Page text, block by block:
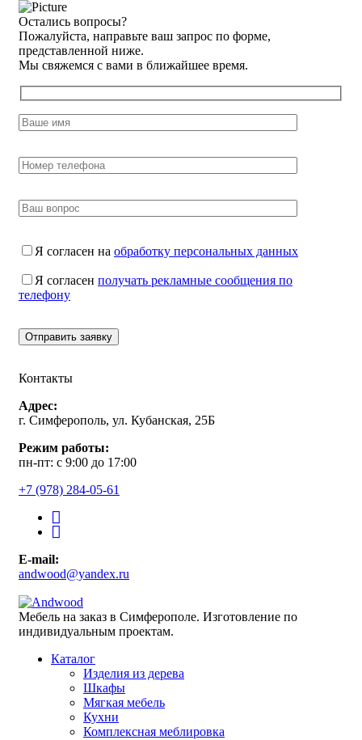
Остались вопросы?
Пожалуйста, направьте ваш запрос по форме,
представленной ниже.
Мы свяжемся с вами в ближайшее время.
Я согласен на обработку персональных данных
Я согласен получать рекламные сообщения по
телефону
Контакты
Адрес:
г. Симферополь, ул. Кубанская, 25Б
Режим работы:
пн-пт: с 9:00 до 17:00
+7 (978) 284-05-61
E-mail:
andwood@yandex.ru
Мебель на заказ в Симферополе. Изготовление по
индивидуальным проектам.
Каталог
Изделия из дерева
Шкафы
Мягкая мебель
Кухни
Комплексная меблировка